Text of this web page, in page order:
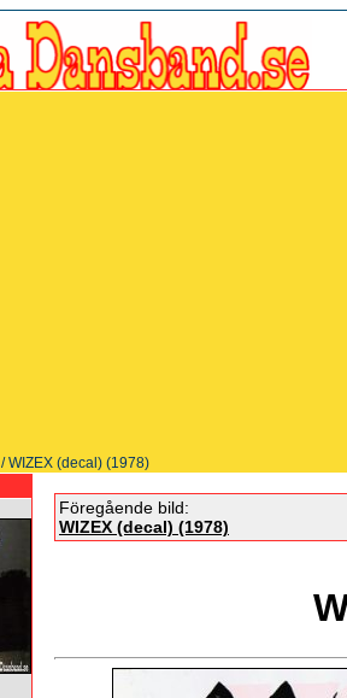
/ WIZEX (decal) (1978)
Föregående bild:
WIZEX (decal) (1978)